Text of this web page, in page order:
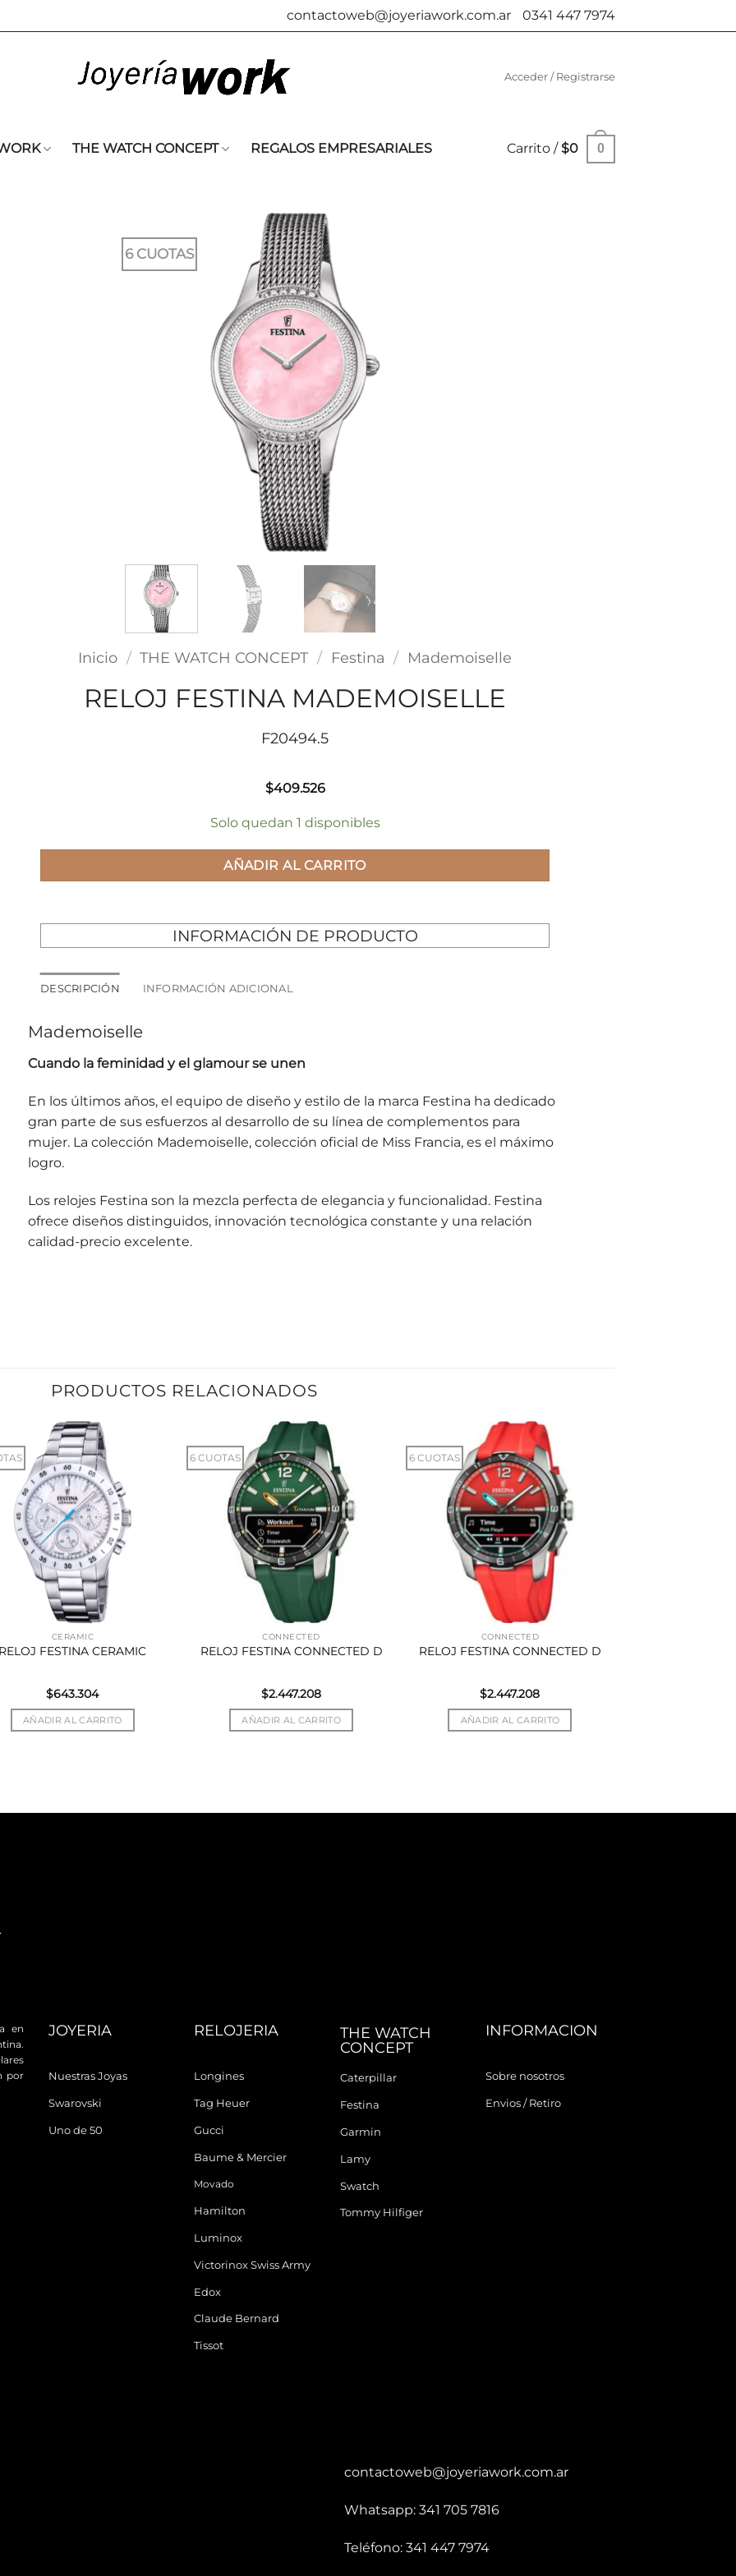
contactoweb@joyeriawork.com.ar 0341 447 7974
Acceder / Registrarse
THE WATCH CONCEPT REGALOS EMPRESARIALES Carrito /$0 0
6 CUOTAS
Inicio / THE WATCH CONCEPT / Festina / Mademoiselle
RELOJ FESTINA MADEMOISELLE
F20494.5
$409.526
Solo quedan 1 disponibles
AÑADIR AL CARRITO
INFORMACIÓN DE PRODUCTO
DESCRIPCIÓN INFORMACIÓN ADICIONAL
Mademoiselle
Cuando la feminidad y el glamour se unen
En los últimos años, el equipo de diseño y estilo de la marca Festina ha dedicado
gran parte de sus esfuerzos al desarrollo de su línea de complementos para
mujer. La colección Mademoiselle, colección oficial de Miss Francia, es el máximo
logro.
Los relojes Festina son la mezcla perfecta de elegancia y funcionalidad. Festina
ofrece diseños distinguidos, innovación tecnológica constante y una relación
calidad-precio excelente.
PRODUCTOS RELACIONADOS
CERAMIC
FESTINA CERAMIC
$643.304
AÑADIR AL CARRITO
6 CUOTAS
CONNECTED
RELOJ FESTINA CONNECTED D
$2.447.208
AÑADIR AL CARRITO
6 CUOTAS
CONNECTED
RELOJ FESTINA CONNECTED D
$2.447.208
AÑADIR AL CARRITO
en
por
JOYERIA
Nuestras Joyas
Swarovski
Uno de 50
RELOJERIA
Longines
Tag Heuer
Gucci
Baume & Mercier
Movado
Hamilton
Luminox
Victorinox Swiss Army
Edox
Claude Bernard
Tissot
THE WATCH
CONCEPT
Caterpillar
Festina
Garmin
Lamy
Swatch
Tommy Hilfiger
INFORMACION
Sobre nosotros
Envios / Retiro
contactoweb@joyeriawork.com.ar
Whatsapp: 341 705 7816
Teléfono: 341 447 7974